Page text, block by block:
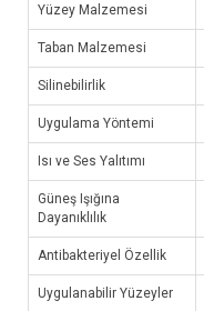
Yüzey Malzemesi
Taban Malzemesi
Silinebilirlik
Uygulama Yöntemi
Isı ve Ses Yalıtımı
Güneş Işığına
Dayanıklılık
Antibakteriyel Özellik
Uygulanabilir Yüzeyler